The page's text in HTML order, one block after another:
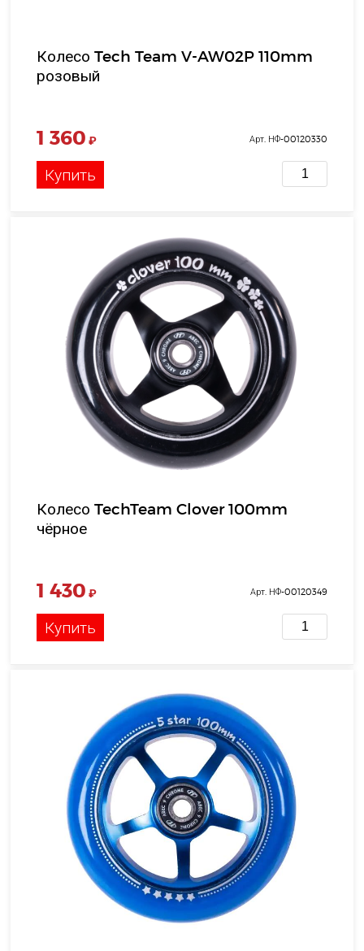
Колесо Tech Team V-AW02P 110mm
розовый
1 360 ₽ Арт. НФ-00120330
Купить
Колесо TechTeam Clover 100mm
чёрное
1 430 ₽ Арт. НФ-00120349
Купить